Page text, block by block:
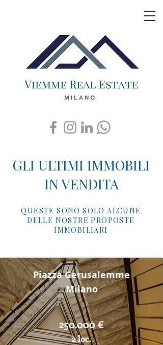
GLI ULTIMI IMMOBILI
IN VENDITA
QUESTE SONO SOLO ALCUNE
DELLE NOSTRE PROPOSTE
IMMOBILIARI
Piazza Gerusalemme
Milano
250.000 €
2 loc.